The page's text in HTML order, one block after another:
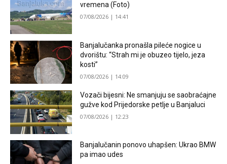
vremena (Foto)
07/08/2026 | 14:41
Banjalučanka pronašla pileće nogice u
dvorištu: “Strah mi je obuzeo tijelo, jeza
kosti”
07/08/2026 | 14:09
Vozači bijesni: Ne smanjuju se saobraćajne
gužve kod Prijedorske petlje u Banjaluci
07/08/2026 | 12:23
Banjalučanin ponovo uhapšen: Ukrao BMW
pa imao udes